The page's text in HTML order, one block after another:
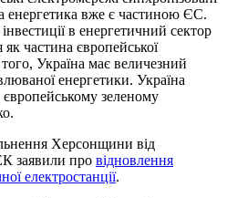
енергетика вже є частиною ЄС.
в енергетичний сектор
частина європейської
Україна має величезний
енергетики. Україна
європейському зеленому
Херсонщини від
заявили про відновлення
електростанції.